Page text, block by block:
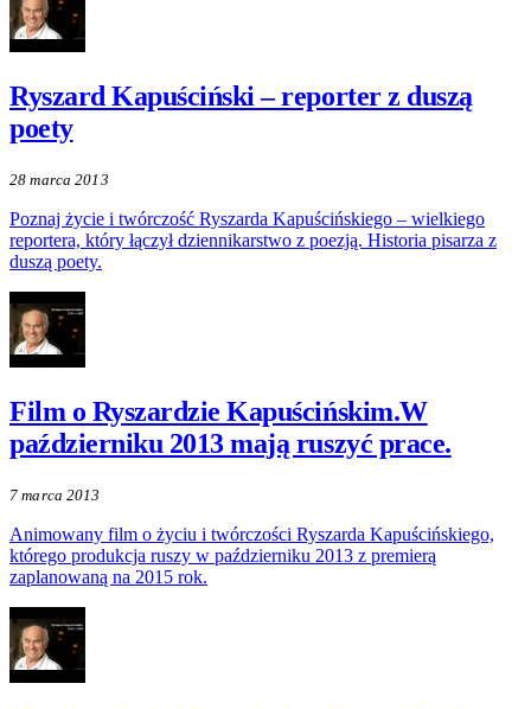
Ryszard Kapuściński – reporter z duszą
poety
28 marca 2013
Poznaj życie i twórczość Ryszarda Kapuścińskiego – wielkiego
reportera, który łączył dziennikarstwo z poezją. Historia pisarza z
duszą poety.
Film o Ryszardzie Kapuścińskim.W
październiku 2013 mają ruszyć prace.
7 marca 2013
Animowany film o życiu i twórczości Ryszarda Kapuścińskiego,
którego produkcja ruszy w październiku 2013 z premierą
zaplanowaną na 2015 rok.